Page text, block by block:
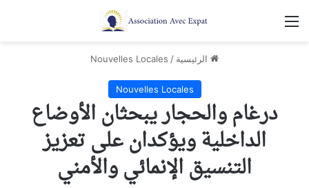
القائمة
الرئيسية /
Nouvelles Locales
Nouvelles Locales
درغام والحجار يبحثان الأوضاع
الداخلية ويؤكدان على تعزيز
التنسيق الإنمائي والأمني